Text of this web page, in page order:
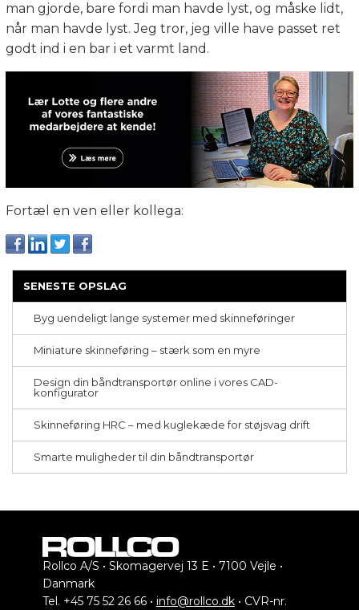
man gjorde, bare fordi man havde lyst, og måske lidt,
når man havde lyst. Jeg tror, jeg ville have passet ret
godt ind i en bar i et varmt land.
Fortæl en ven eller kollega:
SENESTE OPSLAG
Byg uendeligt lange systemer med skinneføringer
Miniature skinneføring – stærk som en myre
Design din båndtransportør online i vores CAD-
konfigurator
Skinneføring HRC – med kuglekæde for støjsvag drift
Smarte muligheder til din båndtransportør
Rollco A/S • Skomagervej 13 E • 7100 Vejle •
Danmark
Tel. +45 75 52 26 66 • info@rollco.dk• CVR-nr.